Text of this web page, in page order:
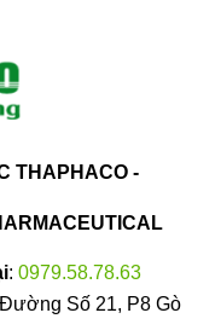
THAPHACO -
: 0979.58.78.63
Số 21, P8 Gò